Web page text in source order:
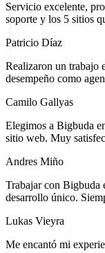
Servicio excelente,
soporte y los 5 sitios
Patricio Díaz
Realizaron un trabajo
desempeño como
Camilo Gallyas
Elegimos a Bigbuda
sitio web. Muy
Andres Miño
Trabajar con Bigbuda
desarrollo único.
Lukas Vieyra
Me encantó mi